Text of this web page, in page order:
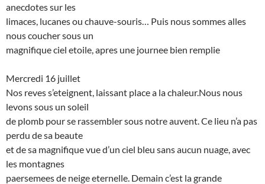
anecdotes sur les
limaces, lucanes ou chauve-souris… Puis nous sommes alles
nous coucher sous un
magnifique ciel etoile, apres une journee bien remplie
Mercredi 16 juillet
Nos reves s’eteignent, laissant place a la chaleur.Nous nous
levons sous un soleil
de plomb pour se rassembler sous notre auvent. Ce lieu n’a pas
perdu de sa beaute
et de sa magnifique vue d’un ciel bleu sans aucun nuage, avec
les montagnes
paersemees de neige eternelle. Demain c’est la grande